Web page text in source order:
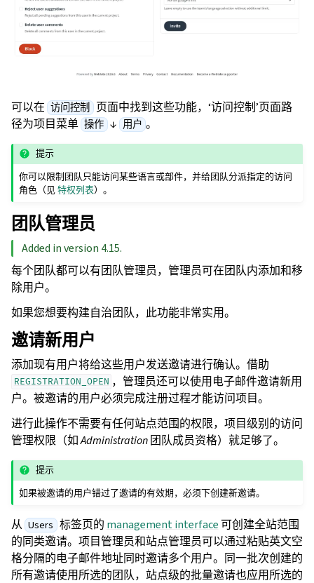
可以在 访问控制 页面中找到这些功能，‘访问控制’页面路
径为项目菜单 操作 ↓ 用户 。
提示
你可以限制团队只能访问某些语言或部件，并给团队分派指定的访问
角色（见特权列表）。
团队管理员
Added in version 4.15.
每个团队都可以有团队管理员，管理员可在团队内添加和移
除用户。
如果您想要构建自治团队，此功能非常实用。
邀请新用户
添加现有用户将给这些用户发送邀请进行确认。借助
REGISTRATION_OPEN ，管理员还可以使用电子邮件邀请新用
户。被邀请的用户必须完成注册过程才能访问项目。
进行此操作不需要有任何站点范围的权限，项目级别的访问
管理权限（如Administration团队成员资格）就足够了。
提示
如果被邀请的用户错过了邀请的有效期，必须下创建新邀请。
从 Users 标签页的 management interface可创建全站范围
的同类邀请。项目管理员和站点管理员可以通过粘贴英文空
格分隔的电子邮件地址同时邀请多个用户。同一批次创建的
所有邀请使用所选的团队，站点级的批量邀请也应用所选的